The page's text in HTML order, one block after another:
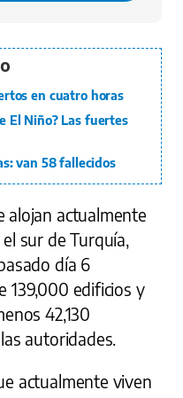
en cuatro horas
El Niño? Las fuertes
van 58 fallecidos
alojan actualmente
sur de Turquía,
día 6
139,000 edificios y
42,130
autoridades.
actualmente viven